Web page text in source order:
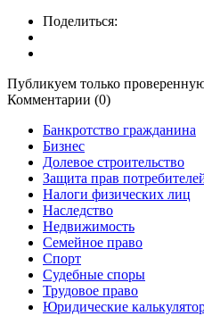
Поделиться:
Публикуем только
Комментарии (0)
Банкротство гражданина
Бизнес
Долевое строительство
Защита прав
Налоги физических лиц
Наследство
Недвижимость
Семейное право
Спорт
Судебные споры
Трудовое право
Юридические